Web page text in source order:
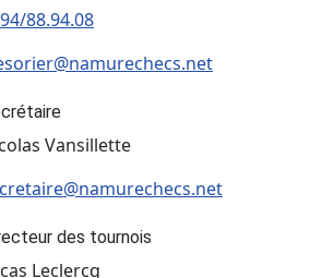
88.94.08
Vansillette
des tournois
Leclercq